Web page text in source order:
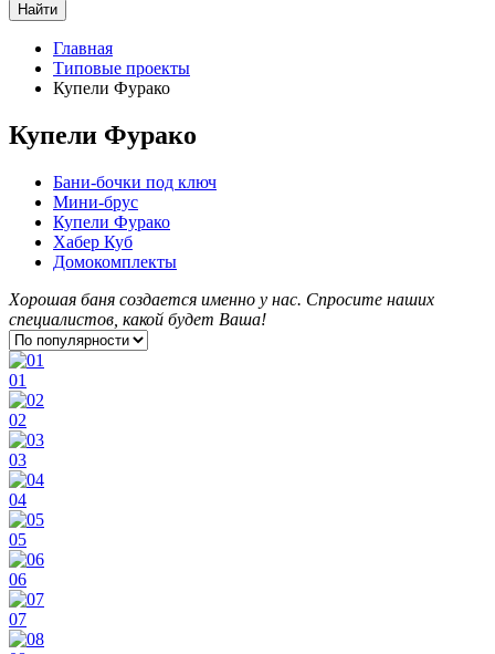
Найти
Главная
Типовые проекты
Купели Фурако
Купели Фурако
Бани-бочки под ключ
Мини-брус
Купели Фурако
Хабер Куб
Домокомплекты
Хорошая баня создается именно у нас. Спросите наших
специалистов , какой будет Ваша!
01
02
03
04
05
06
07